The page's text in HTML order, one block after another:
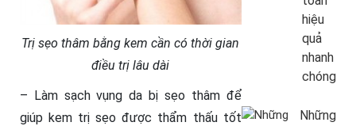
Trị sẹo thâm bằng kem cần có thời gian
điều trị lâu dài
– Làm sạch vụng da bị sẹo thâm để
giúp kem trị sẹo được thẩm thấu tốt
hiệu
quả
nhanh
chóng
Những